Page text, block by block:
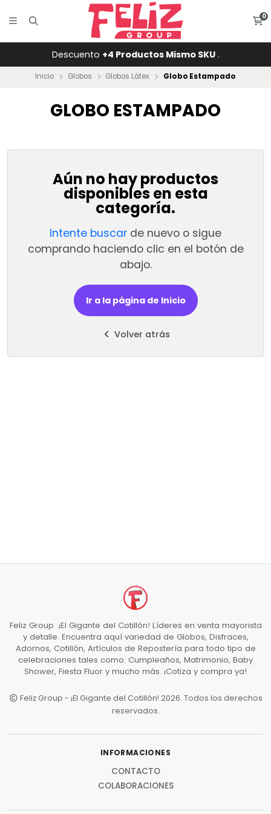
0
Descuento +4 Productos Mismo SKU.
Inicio Globos Globos Látex Globo Estampado
GLOBO ESTAMPADO
Aún no hay productos
disponibles en esta
categoría.
Intente buscar de nuevo o sigue
comprando haciendo clic en el botón de
abajo.
Ir a la página de Inicio
Volver atrás
Feliz Group ¡El Gigante del Cotillón! Líderes en venta mayorista
y detalle. Encuentra aquí variedad de Globos, Disfraces,
Adornos, Cotillón, Artículos de Repostería para todo tipo de
celebraciones tales como: Cumpleaños, Matrimonio, Baby
Shower, Fiesta Fluor y mucho más. ¡Cotiza y compra ya!
Feliz Group - ¡El Gigante del Cotillón! 2026. Todos los derechos
reservados.
INFORMACIONES
CONTACTO
COLABORACIONES